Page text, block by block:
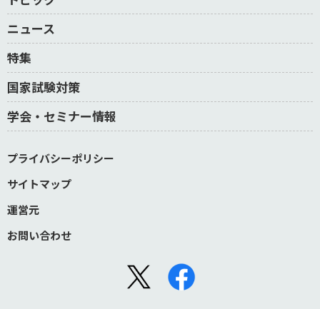
ニュース
特集
国家試験対策
学会・セミナー情報
プライバシーポリシー
サイトマップ
運営元
お問い合わせ